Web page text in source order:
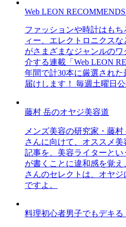
Web LEON
ファッションや時計はも
ィー、エレクトロニクス
がさまざまなジャンルの
介する連載「Web LEON
年間で計30本に厳選され
届けします！ 毎週土曜日公
藤村 岳のオヤジ美容道
メンズ美容の研究家・藤
さんに向けて、オススメ
記事を、美容ライターと
が書くことに違和感を覚
さんのセレクトは、オヤ
ですよ。
料理初心者男子でもデキ